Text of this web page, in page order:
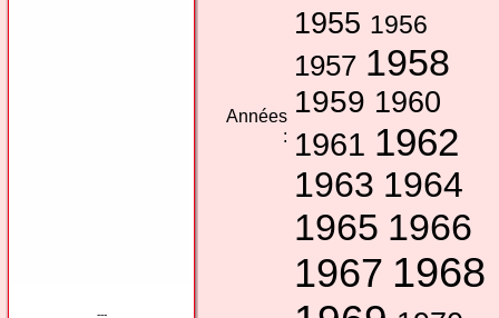
---
Années
:
1955 1956
1957 1958
1959 1960
1961 1962
1963 1964
1965 1966
1967 1968